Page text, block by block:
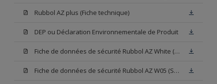
Rubbol AZ plus (Fiche technique)
DEP ou Déclaration Environnementale de Produit
Fiche de données de sécurité Rubbol AZ White (SDS)
Fiche de données de sécurité Rubbol AZ W05 (SDS)